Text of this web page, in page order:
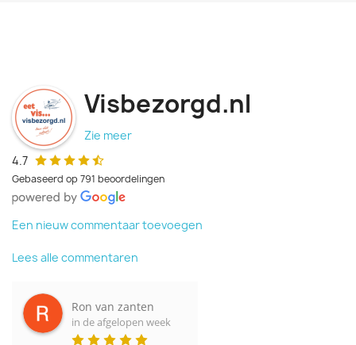
Visbezorgd.nl
Zie meer
4.7
Gebaseerd op 791 beoordelingen
Een nieuw commentaar toevoegen
Lees alle commentaren
Ron van zanten
in de afgelopen week